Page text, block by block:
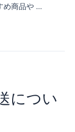
め商品や …
につい